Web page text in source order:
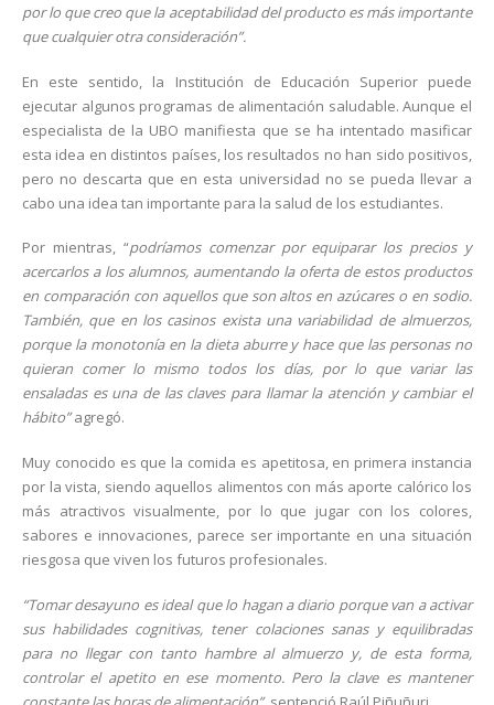
por lo que creo que la aceptabilidad del producto es más importante
que cualquier otra consideración”.
En este sentido, la Institución de Educación Superior puede
ejecutar algunos programas de alimentación saludable. Aunque el
especialista de la UBO manifiesta que se ha intentado masificar
esta idea en distintos países, los resultados no han sido positivos,
pero no descarta que en esta universidad no se pueda llevar a
cabo una idea tan importante para la salud de los estudiantes.
Por mientras, “podríamos comenzar por equiparar los precios y
acercarlos a los alumnos, aumentando la oferta de estos productos
en comparación con aquellos que son altos en azúcares o en sodio.
También, que en los casinos exista una variabilidad de almuerzos,
porque la monotonía en la dieta aburre y hace que las personas no
quieran comer lo mismo todos los días, por lo que variar las
ensaladas es una de las claves para llamar la atención y cambiar el
hábito”agregó.
Muy conocido es que la comida es apetitosa, en primera instancia
por la vista, siendo aquellos alimentos con más aporte calórico los
más atractivos visualmente, por lo que jugar con los colores,
sabores e innovaciones, parece ser importante en una situación
riesgosa que viven los futuros profesionales.
“Tomar desayuno es ideal que lo hagan a diario porque van a activar
sus habilidades cognitivas, tener colaciones sanas y equilibradas
para no llegar con tanto hambre al almuerzo y, de esta forma,
controlar el apetito en ese momento. Pero la clave es mantener